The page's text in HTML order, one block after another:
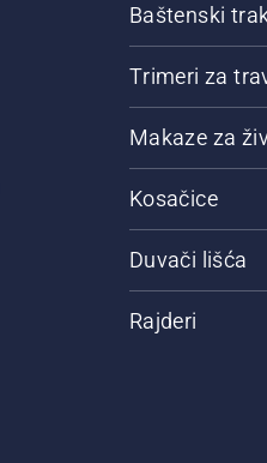
Baštenski
Trimeri za
Makaze za
Kosačice
Duvači lišća
Rajderi